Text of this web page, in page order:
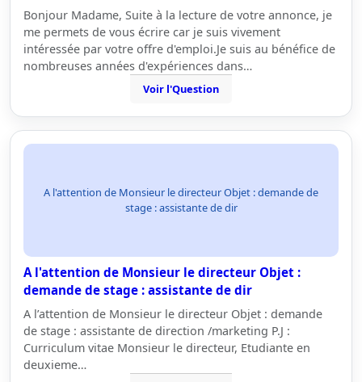
Bonjour Madame, Suite à la lecture de votre annonce, je
me permets de vous écrire car je suis vivement
intéressée par votre offre d'emploi.Je suis au bénéfice de
nombreuses années d'expériences dans…
Voir l'Question
A l'attention de Monsieur le directeur Objet : demande de
stage : assistante de dir
A l'attention de Monsieur le directeur Objet :
demande de stage : assistante de dir
A l’attention de Monsieur le directeur Objet : demande
de stage : assistante de direction /marketing P.J :
Curriculum vitae Monsieur le directeur, Etudiante en
deuxieme…